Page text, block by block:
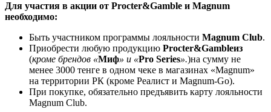
Для участия в акции от Procter&Gamble и Magnum
необходимо:
Быть участником программы лояльности Magnum Club.
Приобрести любую продукцию Procter&Gambleиз
(кроме брендов «Миф» и «Pro Series».)на сумму не
менее 3000 тенге в одном чеке в магазинах «Magnum»
на территории РК (кроме Реалист и Magnum-Go).
При покупке, обязательно предъявить карту лояльности
Magnum Club.